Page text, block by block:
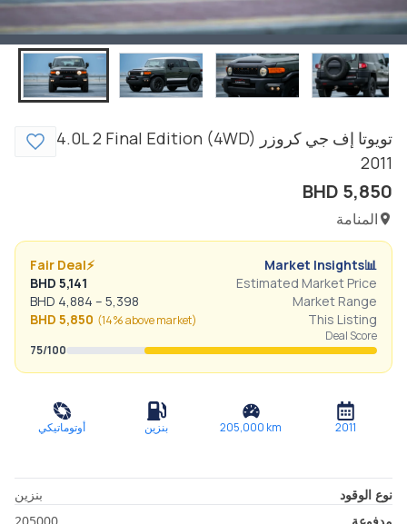
تويوتا إف جي كروزر 4.0L 2 Final Edition (4WD)
2011
BHD 5,850
المنامة
📊
Market Insights
⚡
Fair Deal
Estimated Market Price
BHD 5,141
Market Range
BHD 4,884 – 5,398
This Listing
BHD 5,850 (14% abovemarket)
Deal Score
75/100
2011
205,000 km بنزين أوتوماتيكي
نوع الوقود
بنزين